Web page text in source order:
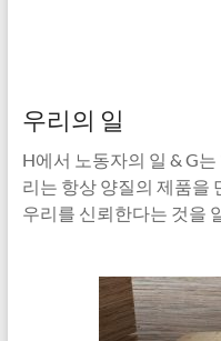
우리의 일
H에서 노동자의 일 & G
리는 항상 양질의 제품을
우리를 신뢰한다는 것을